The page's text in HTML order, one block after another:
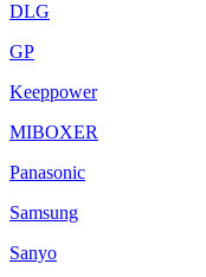
DLG
GP
Keeppower
MIBOXER
Panasonic
Samsung
Sanyo